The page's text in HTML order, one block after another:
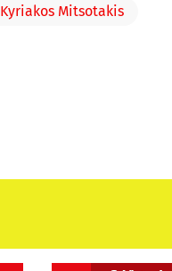
Kyriakos Mitsotakis